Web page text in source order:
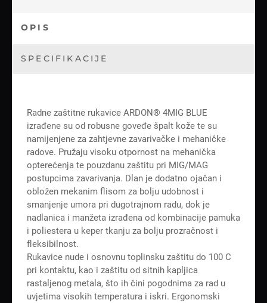
OPIS
SPECIFIKACIJE
Radne zaštitne rukavice ARDON® 4MIG BLUE
izrađene su od robusne goveđe špalt kože te su
namijenjene za zahtjevne zavarivačke i mehaničke
radove. Pružaju visoku otpornost na mehanička
opterećenja te pouzdanu zaštitu pri MIG/MAG
postupcima zavarivanja. Dlan je dodatno ojačan i
obložen mekanim flisom za bolju udobnost i
smanjenje umora pri dugotrajnom radu, dok je
nadlanica i manžeta izrađena od kombinacije pamuka
i poliestera u keper tkanju za bolju prozračnost i
fleksibilnost.
Rukavice nude i osnovnu toplinsku zaštitu do 100 C
pri kontaktu, kao i zaštitu od sitnih kapljica
rastaljenog metala, što ih čini pogodnima za rad u
uvjetima visokih temperatura i iskri. Ergonomski